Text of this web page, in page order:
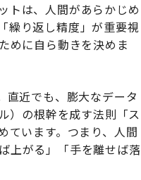
トは、人間があらかじめ
繰り返し精度」が重要視
めに自ら動きを決めま
直近でも、膨大なデータ
）の根幹を成す法則「ス
ています。つまり、人間
上がる」「手を離せば落